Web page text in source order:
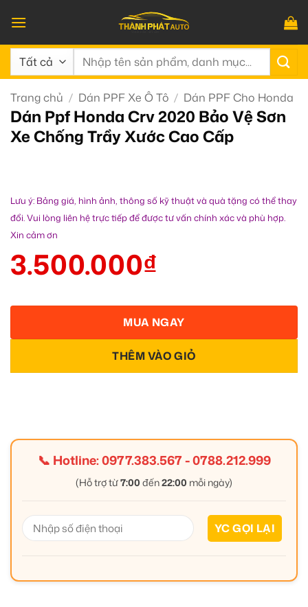
qua
nội
dung
Tìm
Trang chủ / Dán PPF Xe Ô Tô / Dán PPF Cho Honda
Dán Ppf Honda Crv 2020 Bảo Vệ Sơn
Xe Chống Trầy Xước Cao Cấp
Lưu ý: Bảng giá, hình ảnh, thông số kỹ thuật và quà tặng có thể thay
đổi. Vui lòng liên hệ trực tiếp để được tư vấn chính xác và phù hợp.
Xin cảm ơn
3.500.000₫
THÊM VÀO GIỎ
MUA NGAY
📞 Hotline:0977.383.567-0788.212.999
(Hỗ trợ từ7:00 đến22:00 mỗi ngày)